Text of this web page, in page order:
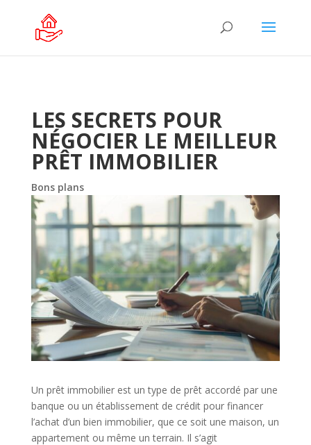
LES SECRETS POUR
NÉGOCIER LE MEILLEUR
PRÊT IMMOBILIER
Bons plans
Un prêt immobilier est un type de prêt accordé par une
banque ou un établissement de crédit pour financer
l’achat d’un bien immobilier, que ce soit une maison, un
appartement ou même un terrain. Il s’agit